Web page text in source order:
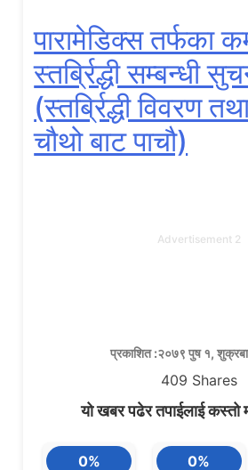
पारामेडिक्स तर्फका
स्तर्ब्रिद्धी सम्बन्धी
(स्तर्ब्रिद्धी विवरण
चौथो बाट पाचौ)
Advertisement 2
प्रकाशित :२०७९ पुष १,
409 Shares
यो खबर पढेर तपाईलाई
0% 0%